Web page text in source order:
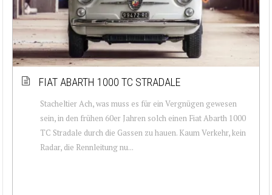
FIAT ABARTH 1000 TC STRADALE
Stacheltier Ach, was muss es für ein Vergnügen gewesen
sein, in den frühen 60er Jahren solch einen Fiat Abarth 1000
TC Stradale durch die Gassen zu hauen. Kaum Verkehr, kein
Radar, die Rennleitung nu...